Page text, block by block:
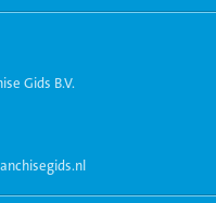
Gids B.V.